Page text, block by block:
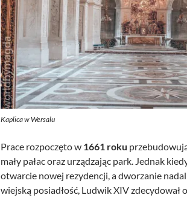
Kaplica w Wersalu
Prace rozpoczęto w 1661 roku
mały pałac oraz urządzając park. Jednak
otwarcie nowej rezydencji, a dworzanie
wiejską posiadłość, Ludwik XIV zdecydował